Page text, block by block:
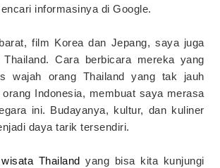
informasinya di Google.
film Korea dan Jepang, saya juga
Thailand. Cara berbicara mereka yang
wajah orang Thailand yang tak jauh
orang Indonesia, membuat saya merasa
ini. Budayanya, kultur, dan kuliner
daya tarik tersendiri.
wisata Thailand yang bisa kita kunjungi